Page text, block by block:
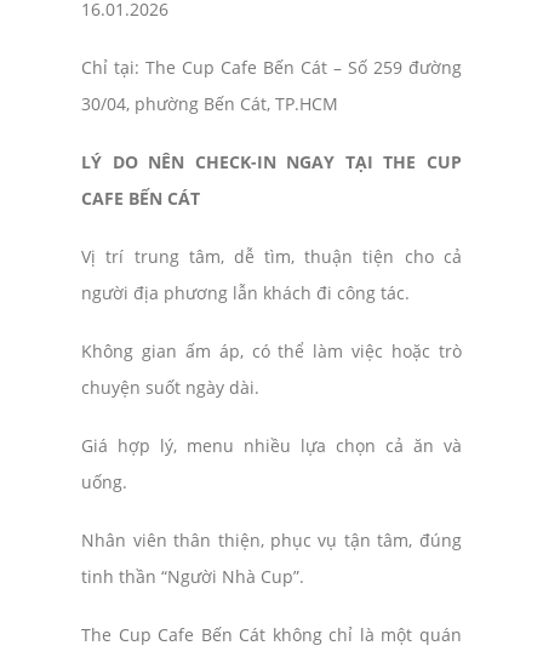
16.01.2026
Chỉ tại: The Cup Cafe Bến Cát – Số 259 đường
30/04, phường Bến Cát, TP.HCM
LÝ DO NÊN CHECK-IN NGAY TẠI THE CUP
CAFE BẾN CÁT
Vị trí trung tâm, dễ tìm, thuận tiện cho cả
người địa phương lẫn khách đi công tác.
Không gian ấm áp, có thể làm việc hoặc trò
chuyện suốt ngày dài.
Giá hợp lý, menu nhiều lựa chọn cả ăn và
uống.
Nhân viên thân thiện, phục vụ tận tâm, đúng
tinh thần “Người Nhà Cup”.
The Cup Cafe Bến Cát không chỉ là một quán